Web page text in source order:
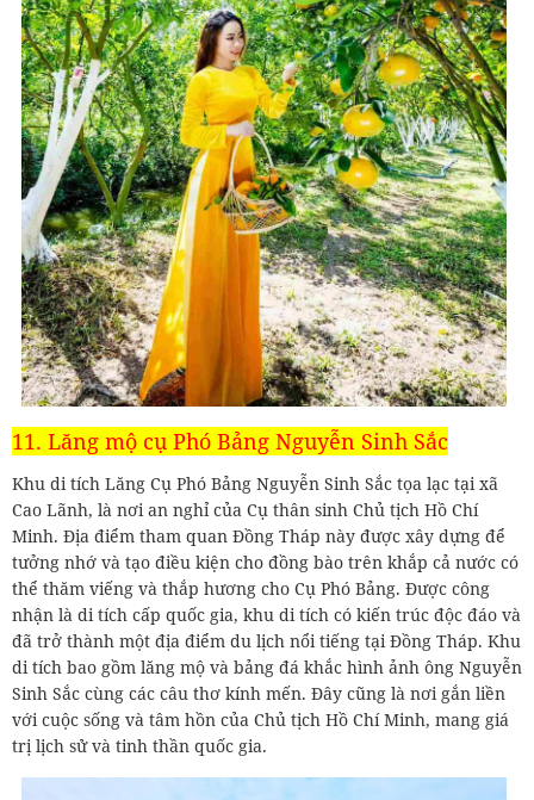
11. Lăng mộ cụ Phó Bảng Nguyễn Sinh Sắc
Khu di tích Lăng Cụ Phó Bảng Nguyễn Sinh Sắc tọa lạc tại xã
Cao Lãnh, là nơi an nghỉ của Cụ thân sinh Chủ tịch Hồ Chí
Minh. Địa điểm tham quan Đồng Tháp này được xây dựng để
tưởng nhớ và tạo điều kiện cho đồng bào trên khắp cả nước có
thể thăm viếng và thắp hương cho Cụ Phó Bảng. Được công
nhận là di tích cấp quốc gia, khu di tích có kiến trúc độc đáo và
đã trở thành một địa điểm du lịch nổi tiếng tại Đồng Tháp. Khu
di tích bao gồm lăng mộ và bảng đá khắc hình ảnh ông Nguyễn
Sinh Sắc cùng các câu thơ kính mến. Đây cũng là nơi gắn liền
với cuộc sống và tâm hồn của Chủ tịch Hồ Chí Minh, mang giá
trị lịch sử và tinh thần quốc gia.